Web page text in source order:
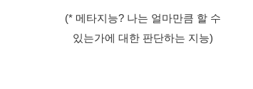
(* 메타지능? 나는 얼마만큼 할 수
있는가에 대한 판단하는 지능)